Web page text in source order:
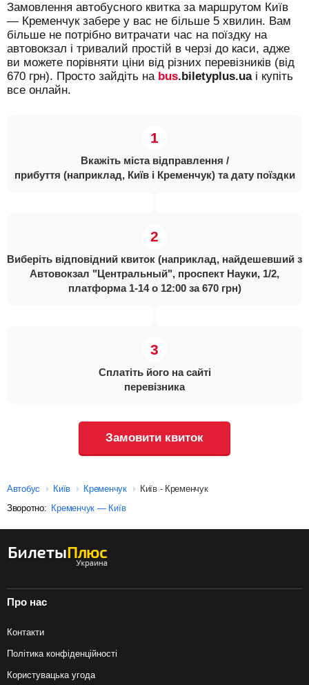
Замовлення автобусного квитка за маршрутом Київ
— Кременчук забере у вас не більше 5 хвилин. Вам
більше не потрібно витрачати час на поїздку на
автовокзал і тривалий простій в черзі до каси, адже
ви можете порівняти ціни від різних перевізників (від
670 грн). Просто зайдіть на bus.biletyplus.uaі купіть
все онлайн.
Вкажіть міста відправлення /
прибуття (наприклад, Київ і Кременчук) та дату поїздки
Виберіть відповідний квиток (наприклад, найдешевший з
Автовокзал "Центральный", проспект Науки, 1/2,
платформа 1-14 о 12:00 за 670 грн)
Сплатіть його на сайті
перевізника
Замовити квиток
Автобус Київ Кременчук
Київ - Кременчук
Зворотно: Кременчук — Київ
Про нас
Контакти
Політика конфіденційності
Користувацька угода